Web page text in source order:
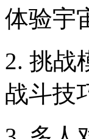
体验宇
2. 挑战
战斗技